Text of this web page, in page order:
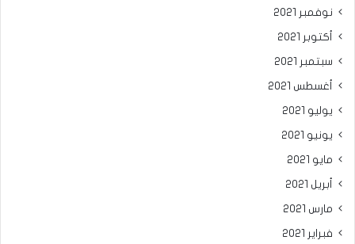
نوفمبر 2021
أكتوبر 2021
سبتمبر 2021
أغسطس 2021
يوليو 2021
يونيو 2021
مايو 2021
أبريل 2021
مارس 2021
فبراير 2021